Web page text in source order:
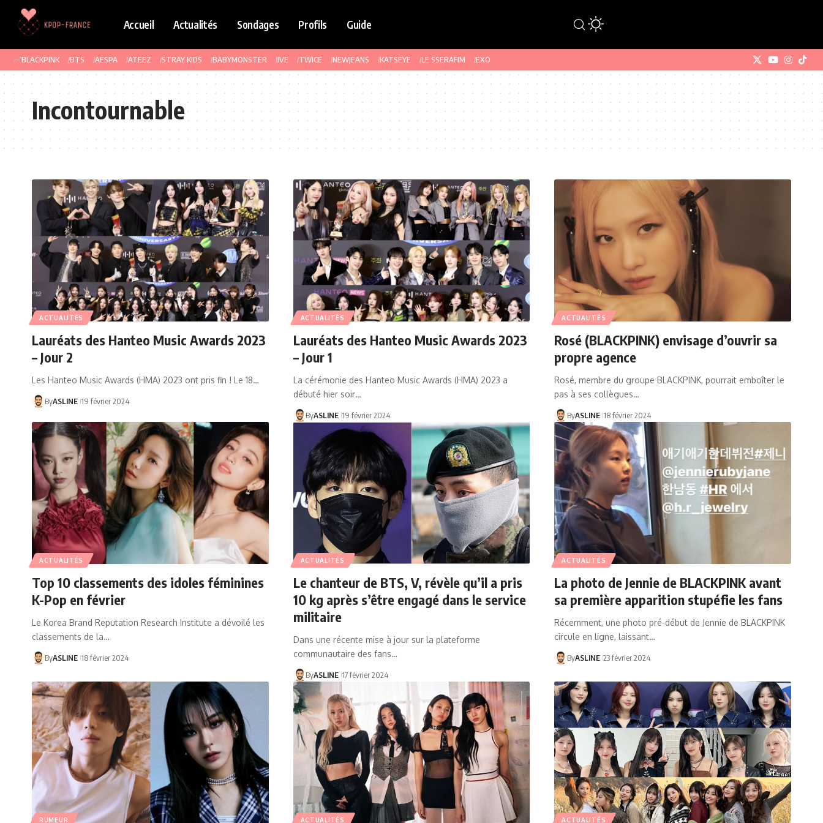
Accueil Actualités Sondages Profils Guide
BLACKPINK BTS AESPA ATEEZ STRAY KIDS BABYMONSTER IVE TWICE NEWJEANS KATSEYE LE SSERAFIM EXO
Incontournable
ACTUALITÉS
Lauréats des Hanteo Music Awards 2023
– Jour 2
Les Hanteo Music Awards (HMA) 2023 ont pris fin ! Le 18…
ByASLINE 19 février 2024
ACTUALITÉS
Lauréats des Hanteo Music Awards 2023
– Jour 1
La cérémonie des Hanteo Music Awards (HMA) 2023 a
débuté hier soir…
ByASLINE 19 février 2024
ACTUALITÉS
Rosé (BLACKPINK) envisage d’ouvrir sa
propre agence
Rosé, membre du groupe BLACKPINK, pourrait emboîter le
pas à ses collègues…
ByASLINE 18 février 2024
ACTUALITÉS
Top 10 classements des idoles féminines
K-Pop en février
Le Korea Brand Reputation Research Institute a dévoilé les
classements de la…
ByASLINE 18 février 2024
ACTUALITÉS
Le chanteur de BTS, V, révèle qu’il a pris
10 kg après s’être engagé dans le service
militaire
Dans une récente mise à jour sur la plateforme
communautaire des fans…
ByASLINE 17 février 2024
ACTUALITÉS
La photo de Jennie de BLACKPINK avant
sa première apparition stupéfie les fans
Récemment, une photo pré-début de Jennie de BLACKPINK
circule en ligne, laissant…
ByASLINE 23 février 2024
RUMEUR ACTUALITÉS ACTUALITÉS